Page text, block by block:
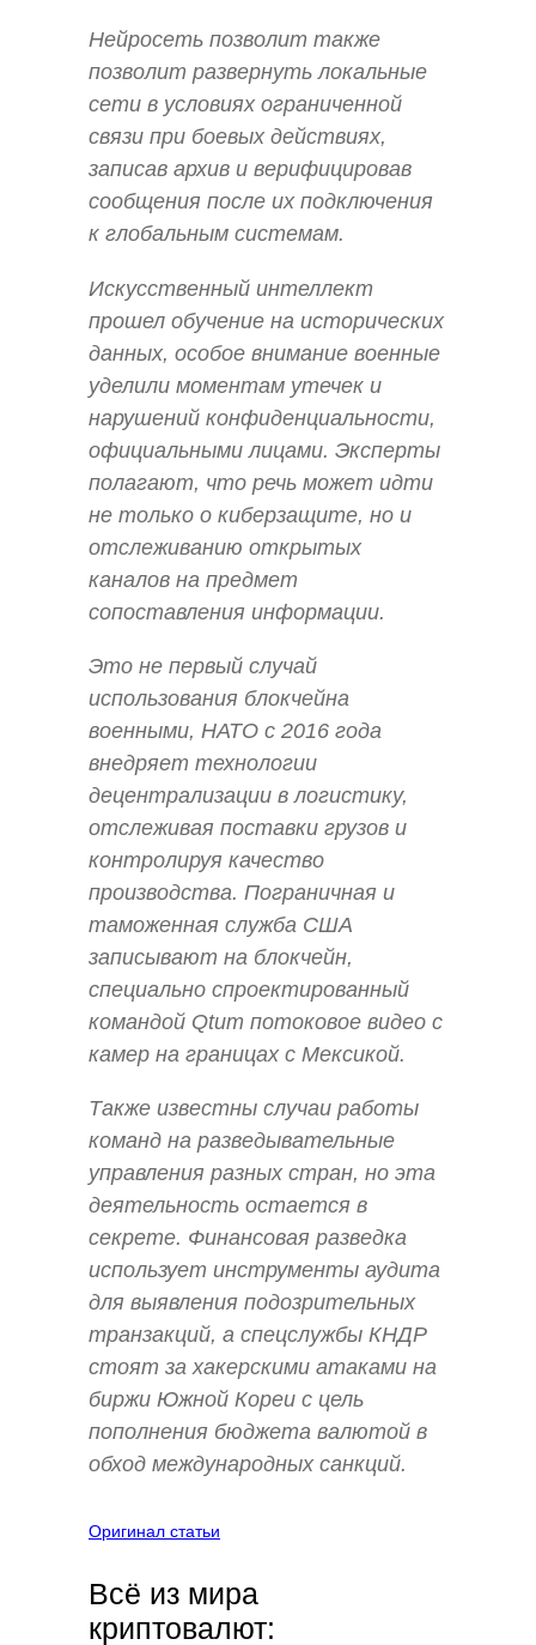
Нейросеть позволит также
позволит развернуть локальные
сети в условиях ограниченной
связи при боевых действиях,
записав архив и верифицировав
сообщения после их подключения
к глобальным системам.
Искусственный интеллект
прошел обучение на исторических
данных, особое внимание военные
уделили моментам утечек и
нарушений конфиденциальности,
официальными лицами. Эксперты
полагают, что речь может идти
не только о киберзащите, но и
отслеживанию открытых
каналов на предмет
сопоставления информации.
Это не первый случай
использования блокчейна
военными, НАТО с 2016 года
внедряет технологии
децентрализации в логистику,
отслеживая поставки грузов и
контролируя качество
производства. Пограничная и
таможенная служба США
записывают на блокчейн,
специально спроектированный
командой Qtum потоковое видео с
камер на границах с Мексикой.
Также известны случаи работы
команд на разведывательные
управления разных стран, но эта
деятельность остается в
секрете. Финансовая разведка
использует инструменты аудита
для выявления подозрительных
транзакций, а спецслужбы КНДР
стоят за хакерскими атаками на
биржи Южной Кореи с цель
пополнения бюджета валютой в
обход международных санкций.
Оригинал статьи
Всё из мира
криптовалют: